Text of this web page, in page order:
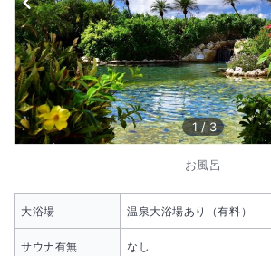
1 /3
お風呂
大浴場 温泉大浴場あり（有料）
サウナ有無 なし